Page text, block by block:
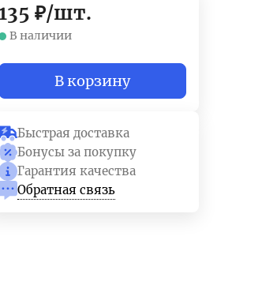
135 ₽/шт.
В наличии
В корзину
Быстрая доставка
Бонусы за покупку
Гарантия качества
Обратная связь